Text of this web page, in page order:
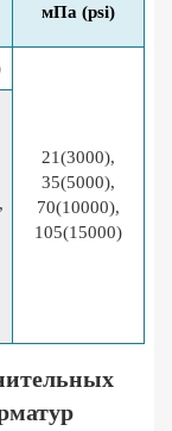
мПа (psi)
21(3000),
35(5000),
70(10000),
105(15000)